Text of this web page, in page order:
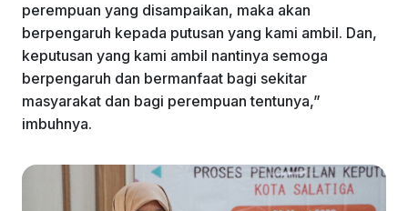
perempuan yang disampaikan, maka akan
berpengaruh kepada putusan yang kami ambil. Dan,
keputusan yang kami ambil nantinya semoga
berpengaruh dan bermanfaat bagi sekitar
masyarakat dan bagi perempuan tentunya,”
imbuhnya.